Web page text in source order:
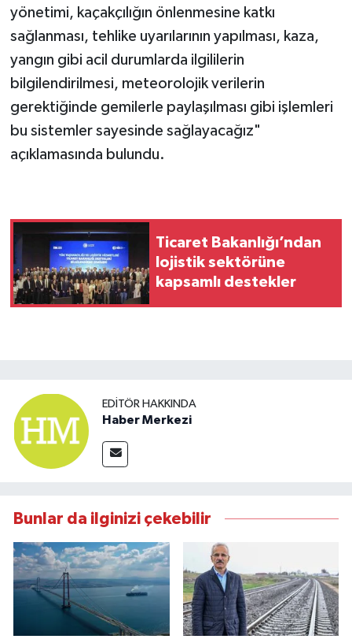
yönetimi, kaçakçılığın önlenmesine katkı
sağlanması, tehlike uyarılarının yapılması, kaza,
yangın gibi acil durumlarda ilgililerin
bilgilendirilmesi, meteorolojik verilerin
gerektiğinde gemilerle paylaşılması gibi işlemleri
bu sistemler sayesinde sağlayacağız"
açıklamasında bulundu.
Ticaret Bakanlığı’ndan
lojistik sektörüne
kapsamlı destekler
EDITÖR HAKKINDA
Haber Merkezi
Bunlar da ilginizi çekebilir